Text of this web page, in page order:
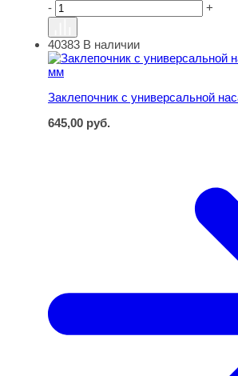
- +
Заклепочник с универсальной
40383 В наличии
Заклепочник с универсальной
645,00 руб.